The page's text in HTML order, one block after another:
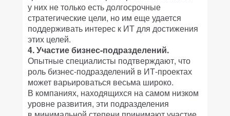
у них не только есть долгосрочные
стратегические цели, но им еще удается
поддерживать интерес к ИТ для достижения
этих целей.
4. Участие бизнес-подразделений.
Опытные специалисты подтверждают, что
роль бизнес-подразделений в ИТ-проектах
может варьироваться весьма широко.
В компаниях, находящихся на самом низком
уровне развития, эти подразделения